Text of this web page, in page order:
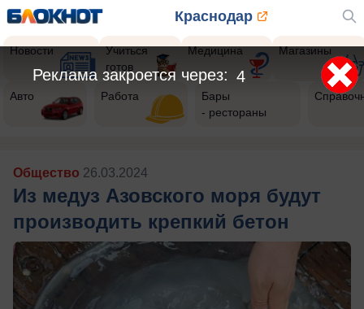
Краснодар
Новости
Учиться
готов
Медицина Магазины
Авто Работа
Бары
- рестораны
Общество 26.03.2024
Из медуз Азовского моря будут
производить крепкий бетон
2
Реклама закроется через: